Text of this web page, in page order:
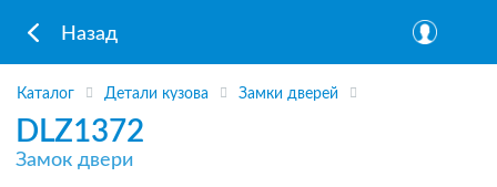
Назад
Каталог Детали кузова Замки дверей
DLZ1372
Замок двери